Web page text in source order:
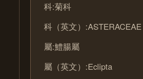
科:菊科
科（英文）:ASTERACEAE
屬:鱧腸屬
屬（英文）:Eclipta